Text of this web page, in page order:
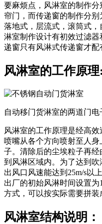
要麻烦点，风淋室的制作
帘门，而传递窗的制作分别
落地式，层流式，滚筒式
淋室制作设计有初效过滤
递窗只有风淋式传递窗才配
风淋室的工作原理:
自动移门货淋室的两道门
风淋室的工作原理是经高
喷嘴从各个方向喷射至人
子。清除后的尘埃粒子再
到风淋区域内。为了达到
出风口风速能达到25m/s以
出厂的初始风淋时间设置为
方式，可以按实际需要拼装
风淋室结构说明：